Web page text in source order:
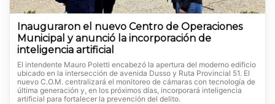
Inauguraron el nuevo Centro de Operaciones
Municipal y anunció la incorporación de
inteligencia artificial
El intendente Mauro Poletti encabezó la apertura del moderno edificio
ubicado en la intersección de avenida Dusso y Ruta Provincial 51. El
nuevo C.O.M. centralizará el monitoreo de cámaras con tecnología de
última generación y, en los próximos días, incorporará inteligencia
artificial para fortalecer la prevención del delito.